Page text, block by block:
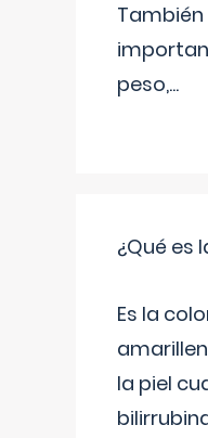
peso,...
¿Qué es
Es la
la piel